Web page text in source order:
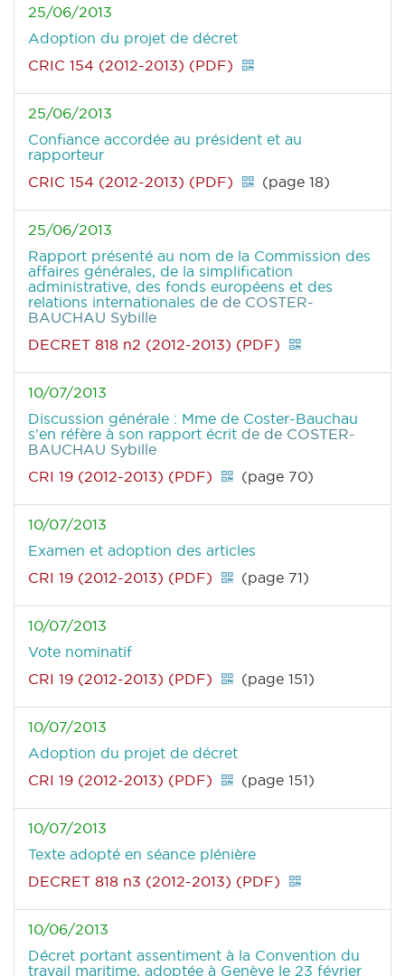
25/06/2013
Adoption du projet de décret
CRIC 154 (2012-2013) (PDF)
25/06/2013
Confiance accordée au président et au
rapporteur
CRIC 154 (2012-2013) (PDF)
(page 18)
25/06/2013
Rapport présenté au nom de la Commission des
affaires générales, de la simplification
administrative, des fonds européens et des
relations internationales de de COSTER-
BAUCHAU Sybille
DECRET 818 n2 (2012-2013) (PDF)
10/07/2013
Discussion générale : Mme de Coster-Bauchau
s'en réfère à son rapport écrit de de COSTER-
BAUCHAU Sybille
CRI 19 (2012-2013) (PDF)
(page 70)
10/07/2013
Examen et adoption des articles
CRI 19 (2012-2013) (PDF)
(page 71)
10/07/2013
Vote nominatif
CRI 19 (2012-2013) (PDF)
(page 151)
10/07/2013
Adoption du projet de décret
CRI 19 (2012-2013) (PDF)
(page 151)
10/07/2013
Texte adopté en séance plénière
DECRET 818 n3 (2012-2013) (PDF)
10/06/2013
Décret portant assentiment à la Convention du
travail maritime, adoptée à Genève le 23 février